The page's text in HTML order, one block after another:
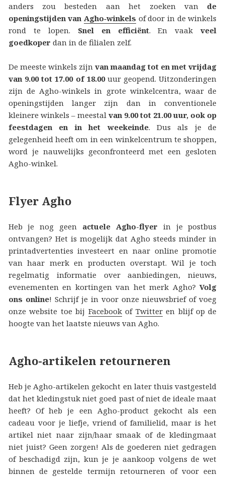
anders zou besteden aan het zoeken van de
openingstijden van Agho‑winkels of door in de winkels
rond te lopen. Snel en efficiënt. En vaakveel
goedkoper dan in de filialen zelf.
De meeste winkels zijn van maandag tot en met vrijdag
van 9.00 tot 17.00 of 18.00uur geopend. Uitzonderingen
zijn de Agho-winkels in grote winkelcentra, waar de
openingstijden langer zijn dan in conventionele
kleinere winkels – meestal van 9.00 tot 21.00 uur, ook op
feestdagen en in het weekeinde. Dus als je de
gelegenheid heeft om in een winkelcentrum te shoppen,
word je nauwelijks geconfronteerd met een gesloten
Agho-winkel.
Flyer Agho
Heb je nog geen actuele Agho-flyer in je postbus
ontvangen? Het is mogelijk dat Agho steeds minder in
printadvertenties investeert en naar online promotie
van haar merk en producten overstapt. Wil je toch
regelmatig informatie over aanbiedingen, nieuws,
evenementen en kortingen van het merk Agho?Volg
ons online! Schrijf je in voor onze nieuwsbrief of voeg
onze website toe bij Facebookof Twitteren blijf op de
hoogte van het laatste nieuws van Agho.
Agho-artikelen retourneren
Heb je Agho-artikelen gekocht en later thuis vastgesteld
dat het kledingstuk niet goed past of niet de ideale maat
heeft? Of heb je een Agho-product gekocht als een
cadeau voor je liefje, vriend of familielid, maar is het
artikel niet naar zijn/haar smaak of de kledingmaat
niet juist? Geen zorgen! Als de goederen niet gedragen
of beschadigd zijn, kun je je aankoop volgens de wet
binnen de gestelde termijn retourneren of voor een